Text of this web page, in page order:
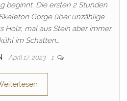
beginnt. Die ersten 2 Stunden
Gorge über unzählige
Holz, mal aus Stein aber immer
im Schatten…
April 17, 2023 1